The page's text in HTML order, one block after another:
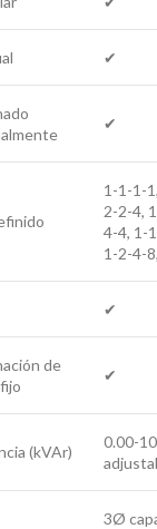
✔
✔
1-1-1-
2-2-4,
4-4, 1-
1-2-4-
✔
de
✔
(kVAr)
0.00-
3Ø